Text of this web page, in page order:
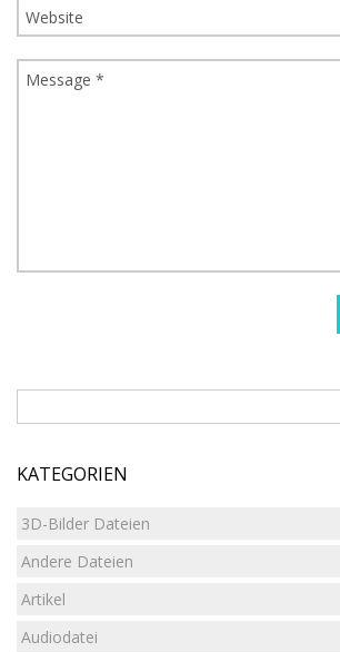
KATEGORIEN
3D-Bilder Dateien
Andere Dateien
Artikel
Audiodatei